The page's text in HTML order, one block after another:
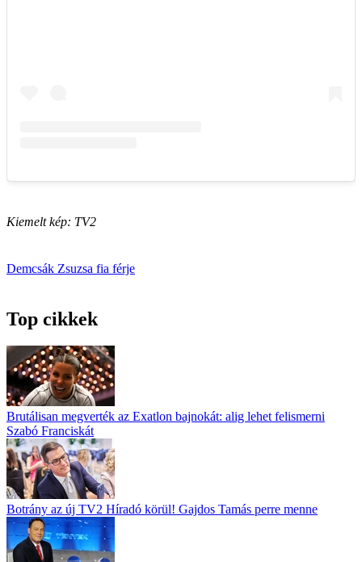
Kiemelt kép: TV2
Demcsák Zsuzsa fia férje
Top cikkek
Brutálisan megverték az Exatlon bajnokát: alig lehet felismerni
Szabó Franciskát
Botrány az új TV2 Híradó körül! Gajdos Tamás perre menne